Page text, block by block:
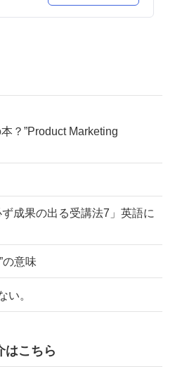
？”Product Marketing
成果の出る受講法7」英語に
の意味
い。
はこちら